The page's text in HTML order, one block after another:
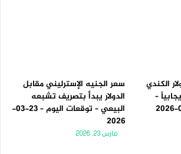
الكندي
–
سعر الجنيه الإسترليني مقابل
الدولار يبدأ بتصريف تشبعه
البيعي – توقعات اليوم – 23-03-
2026
مارس 23, 2026